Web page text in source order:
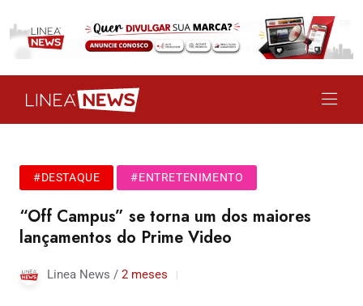
#DESTAQUE #ENTRETENIMENTO
“Off Campus” se torna um dos maiores
lançamentos do Prime Video
Linea News / 2 meses